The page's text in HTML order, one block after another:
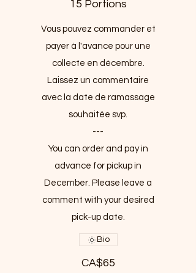
15 Portions
Vous pouvez commander et
payer à l'avance pour une
collecte en décembre.
Laissez un commentaire
avec la date de ramassage
souhaitée svp.
---
You can order and pay in
advance for pickup in
December. Please leave a
comment with your desired
pick-up date.
CA$65
Bio